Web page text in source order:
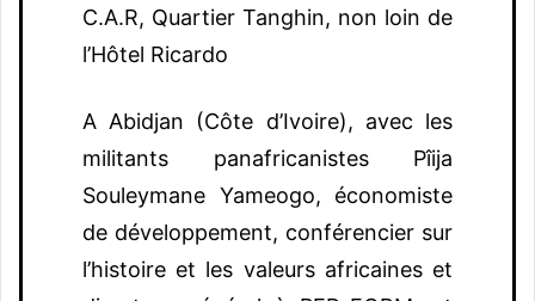
C.A.R, Quartier Tanghin, non loin de
l’Hôtel Ricardo
A Abidjan (Côte d’Ivoire), avec les
militants panafricanistes Pîija
Souleymane Yameogo, économiste
de développement, conférencier sur
l’histoire et les valeurs africaines et